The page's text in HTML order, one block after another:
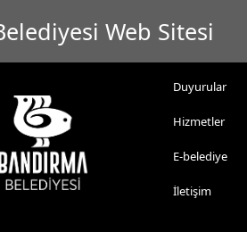
Web Sitesi
Duyurular
Hizmetler
E-belediye
İletişim